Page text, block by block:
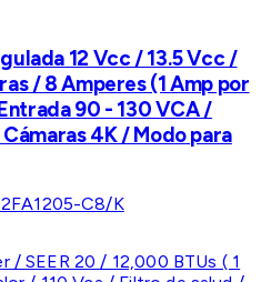
12 Vcc / 13.5 Vcc /
/ 8 Amperes (1 Amp por
90 - 130 VCA /
4K / Modo para
C8/K